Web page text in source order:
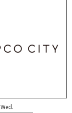
Wed.